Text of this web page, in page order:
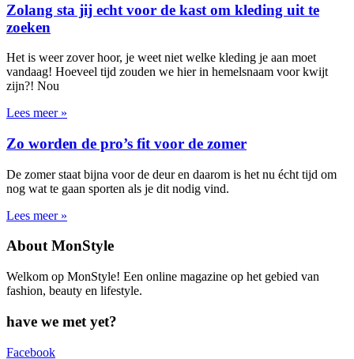
Zolang sta jij echt voor de kast om kleding uit te
zoeken
Het is weer zover hoor, je weet niet welke kleding je aan moet
vandaag! Hoeveel tijd zouden we hier in hemelsnaam voor kwijt
zijn?! Nou
Lees meer »
Zo worden de pro’s fit voor de zomer
De zomer staat bijna voor de deur en daarom is het nu écht tijd om
nog wat te gaan sporten als je dit nodig vind.
Lees meer »
About MonStyle
Welkom op MonStyle! Een online magazine op het gebied van
fashion, beauty en lifestyle.
have we met yet?
Facebook